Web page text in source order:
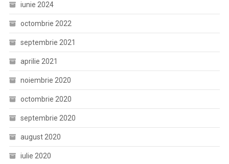
iunie 2024
octombrie 2022
septembrie 2021
aprilie 2021
noiembrie 2020
octombrie 2020
septembrie 2020
august 2020
iulie 2020